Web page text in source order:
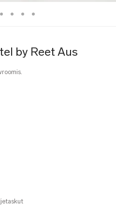
by Reet Aus